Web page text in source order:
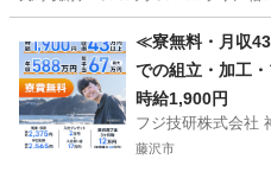
柿生駅 収納
≪寮無料・月収
での組立・加工
時給1,900円
フジ技研株式会社
藤沢市